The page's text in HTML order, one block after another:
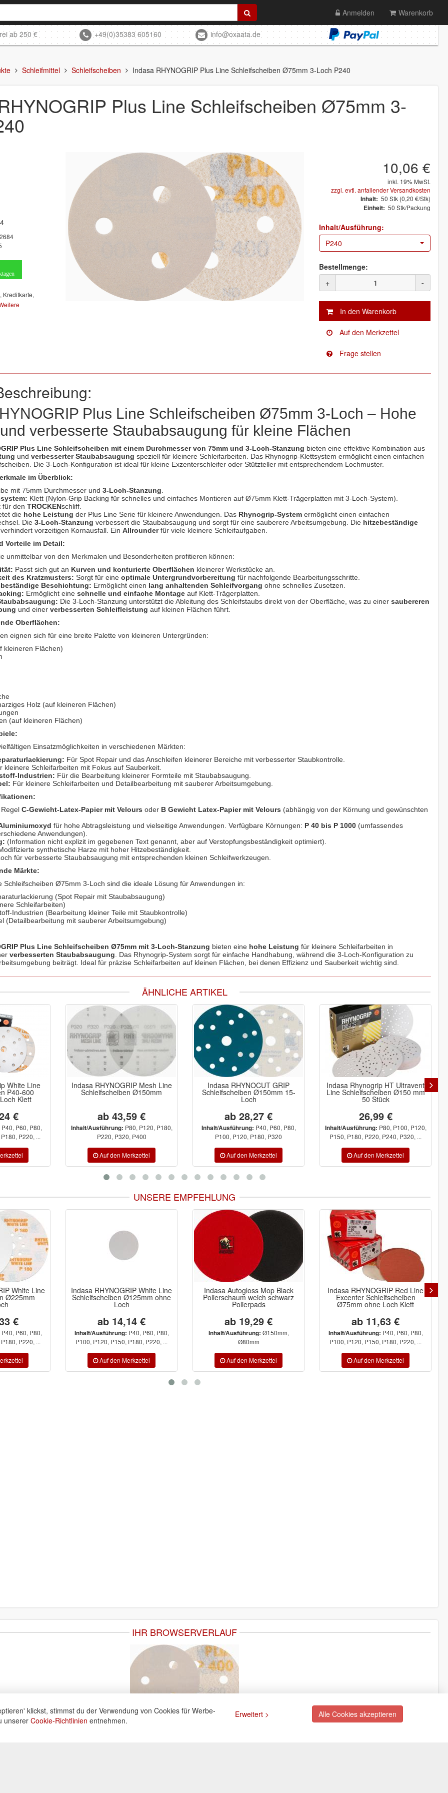
Anmelden Warenkorb
ab 250 € +49(0)35383 605160 info@oxaata.de
Schleifmittel Schleifscheiben Indasa RHYNOGRIP Plus Line Schleifscheiben Ø75mm 3-Loch P240
Plus Line Schleifscheiben Ø75mm 3-
, Kreditkarte,
10,06 €
inkl. 19% MwSt.
zzgl. evtl. anfallender Versandkosten
Inhalt: 50 Stk (0,20 €/Stk)
Einheit: 50 Stk/Packung
Inhalt/Ausführung:
P240
Bestellmenge:
+
-
Plus Line Schleifscheiben Ø75mm 3-Loch – Hohe
verbesserte Staubabsaugung für kleine Flächen
Plus Line Schleifscheiben mit einem Durchmesser von 75mm und 3-Loch-Stanzung bieten eine effektive Kombination aus
und verbesserter Staubabsaugung speziell für kleinere Schleifarbeiten. Das Rhynogrip-Klettsystem ermöglicht einen einfachen
Die 3-Loch-Konfiguration ist ideal für kleine Exzenterschleifer oder Stützteller mit entsprechendem Lochmuster.
im Überblick:
mit 75mm Durchmesser und 3-Loch-Stanzung
Klett (Nylon-Grip Backing für schnelles und einfaches Montieren auf Ø75mm Klett-Trägerplatten mit 3-Loch-System).
für den TROCKENschliff.
die hohe Leistung der Plus Line Serie für kleinere Anwendungen. Das Rhynogrip-System ermöglicht einen einfachen
Die 3-Loch-Stanzung verbessert die Staubabsaugung und sorgt für eine sauberere Arbeitsumgebung. Die hitzebeständige
verhindert vorzeitigen Kornausfall. Ein Allrounderfür viele kleinere Schleifaufgaben.
Vorteile im Detail:
unmittelbar von den Merkmalen und Besonderheiten profitieren können:
Passt sich gut an Kurven und konturierte Oberflächen kleinerer Werkstücke an.
des Kratzmusters: Sorgt für eine optimale Untergrundvorbereitung für nachfolgende Bearbeitungsschritte.
Beschichtung: Ermöglicht einen lang anhaltenden Schleifvorgang ohne schnelles Zusetzen.
Ermöglicht eine schnelle und einfache Montage auf Klett-Trägerplatten.
Die 3-Loch-Stanzung unterstützt die Ableitung des Schleifstaubs direkt von der Oberfläche, was zu einer saubereren
und einer verbesserten Schleifleistung auf kleinen Flächen führt.
Oberflächen:
eignen sich für eine breite Palette von kleineren Untergründen:
kleineren Flächen)
Holz (auf kleineren Flächen)
(auf kleineren Flächen)
Einsatzmöglichkeiten in verschiedenen Märkten:
Für Spot Repair und das Anschleifen kleinerer Bereiche mit verbesserter Staubkontrolle.
kleinere Schleifarbeiten mit Fokus auf Sauberkeit.
Industrien: Für die Bearbeitung kleinerer Formteile mit Staubabsaugung.
Für kleinere Schleifarbeiten und Detailbearbeitung mit sauberer Arbeitsumgebung.
C-Gewicht-Latex-Papier mit Velours oder B Gewicht Latex-Papier mit Velours (abhängig von der Körnung und gewünschten
für hohe Abtragsleistung und vielseitige Anwendungen. Verfügbare Körnungen: P 40 bis P 1000 (umfassendes
Anwendungen).
(Information nicht explizit im gegebenen Text genannt, aber auf Verstopfungsbeständigkeit optimiert).
synthetische Harze mit hoher Hitzebeständigkeit.
für verbesserte Staubabsaugung mit entsprechenden kleinen Schleifwerkzeugen.
Märkte:
Schleifscheiben Ø75mm 3-Loch sind die ideale Lösung für Anwendungen in:
(Spot Repair mit Staubabsaugung)
Schleifarbeiten)
Industrien (Bearbeitung kleiner Teile mit Staubkontrolle)
(Detailbearbeitung mit sauberer Arbeitsumgebung)
Plus Line Schleifscheiben Ø75mm mit 3-Loch-Stanzung bieten eine hohe Leistung für kleinere Schleifarbeiten in
verbesserten Staubabsaugung . Das Rhynogrip-System sorgt für einfache Handhabung, während die 3-Loch-Konfiguration zu
beiträgt. Ideal für präzise Schleifarbeiten auf kleinen Flächen, bei denen Effizienz und Sauberkeit wichtig sind.
ÄHNLICHE ARTIKEL
White Line
P40-600
Klett
€
P40, P60, P80,
P220, ...
Indasa RHYNOGRIP Mesh Line
Schleifscheiben Ø150mm
ab 43,59 €
Inhalt/Ausführung: P80, P120, P180,
P220, P320, P400
Indasa RHYNOCUT GRIP
Schleifscheiben Ø150mm 15-
Loch
ab 28,27 €
Inhalt/Ausführung: P40, P60, P80,
P100, P120, P180, P320
Indasa Rhynogrip HT Ultravent
Line Schleifscheiben Ø150 mm
50 Stück
26,99 €
Inhalt/Ausführung: P80, P100, P120,
P150, P180, P220, P240, P320, ...
UNSERE EMPFEHLUNG
White Line
Ø225mm
€
P40, P60, P80,
P220, ...
Indasa RHYNOGRIP White Line
Schleifscheiben Ø125mm ohne
Loch
ab 14,14 €
Inhalt/Ausführung: P40, P60, P80,
P100, P120, P150, P180, P220, ...
Indasa Autogloss Mop Black
Polierschaum weich schwarz
Polierpads
ab 19,29 €
Inhalt/Ausführung: Ø150mm,
Ø80mm
Indasa RHYNOGRIP Red Line
Excenter Schleifscheiben
Ø75mm ohne Loch Klett
ab 11,63 €
Inhalt/Ausführung: P40, P60, P80,
P100, P120, P150, P180, P220, ...
IHR BROWSERVERLAUF
klickst, stimmst du der Verwendung von Cookies für Werbe-
unserer Cookie-Richtlinien entnehmen.
Erweitert > Alle Cookies akzeptieren